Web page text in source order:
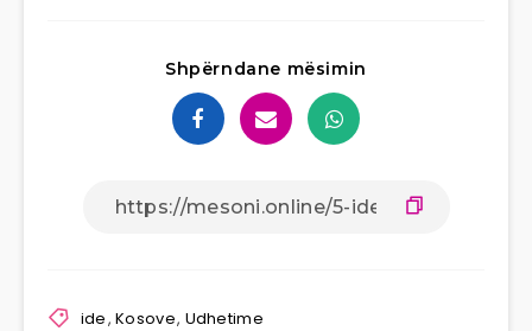
Shpërndane mësimin
ide,Kosove, Udhetime